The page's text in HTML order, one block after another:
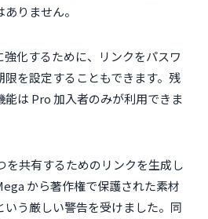
りません。
化するために、リンクをパスワ
を設定することもできます。残
能は Pro 加入者のみが利用できま
を共有するためのリンクを生成し
から著作権で保護された素材
いう厳しい警告を受けました。同